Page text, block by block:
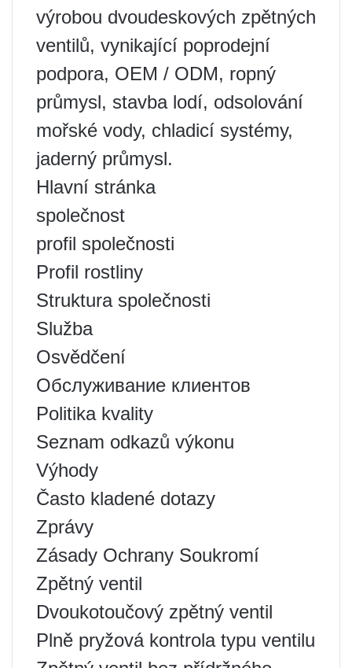
výrobou dvoudeskových zpětných
ventilů, vynikající poprodejní
podpora, OEM / ODM, ropný
průmysl, stavba lodí, odsolování
mořské vody, chladicí systémy,
jaderný průmysl.
Hlavní stránka
společnost
profil společnosti
Profil rostliny
Struktura společnosti
Služba
Osvědčení
Обслуживание клиентов
Politika kvality
Seznam odkazů výkonu
Výhody
Často kladené dotazy
Zprávy
Zásady Ochrany Soukromí
Zpětný ventil
Dvoukotoučový zpětný ventil
Plně pryžová kontrola typu ventilu